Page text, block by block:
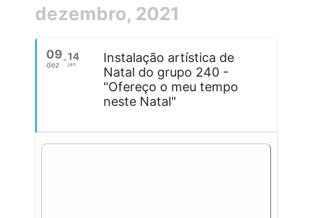
dezembro, 2021
09
dez
14
jan
Instalação artística de
Natal do grupo 240 -
"Ofereço o meu tempo
neste Natal"